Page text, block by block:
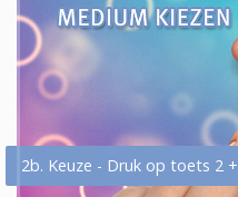
2b. Keuze - Druk op toets 2 +